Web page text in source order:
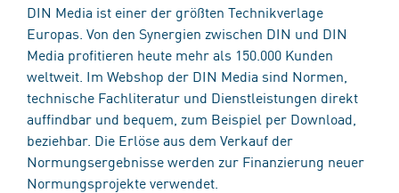
DIN Media ist einer der größten Technikverlage
Europas. Von den Synergien zwischen DIN und DIN
Media profitieren heute mehr als 150.000 Kunden
weltweit. Im Webshop der DIN Media sind Normen,
technische Fachliteratur und Dienstleistungen direkt
auffindbar und bequem, zum Beispiel per Download,
beziehbar. Die Erlöse aus dem Verkauf der
Normungsergebnisse werden zur Finanzierung neuer
Normungsprojekte verwendet.